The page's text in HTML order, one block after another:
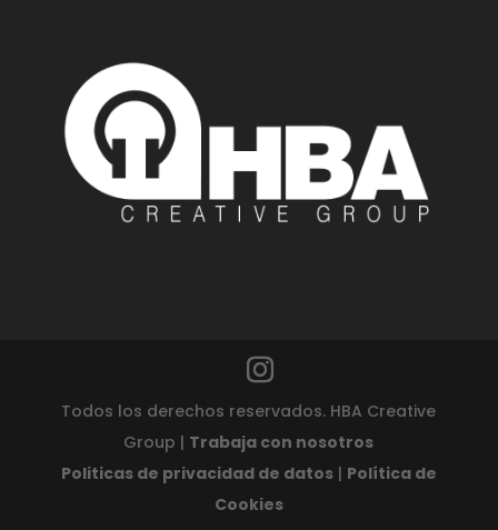
Todos los derechos reservados. HBA Creative
Group | Trabaja con nosotros
Politicas de privacidad de datos| Política de
Cookies